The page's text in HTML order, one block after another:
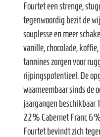
Fourtet een strenge,
tegenwoordig bezit de
souplesse en meer
vanille, chocolade,
tannines zorgen voor
rijpingspotentieel. De
waarneembaar sinds de
jaargangen
22% Cabernet Franc
Fourtet bevindt zich